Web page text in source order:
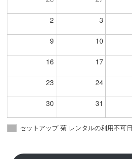
2 3
9 10
16 17
23 24
30 31
セットアップ 菊 レンタルの利用不可日